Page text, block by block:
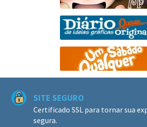
SITE SEGURO
Certificado SSL para tornar sua
segura.